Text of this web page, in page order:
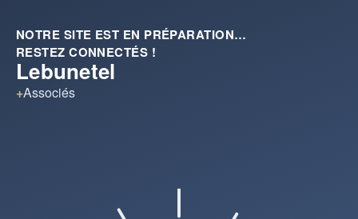
NOTRE SITE EST EN PRÉPARATION…
RESTEZ CONNECTÉS !
Lebunetel
+Associés